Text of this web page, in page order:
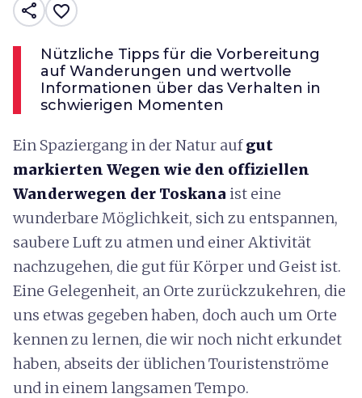
share favorite_border
Nützliche Tipps für die Vorbereitung
auf Wanderungen und wertvolle
Informationen über das Verhalten in
schwierigen Momenten
Ein Spaziergang in der Natur aufgut
markierten Wegen wie den offiziellen
Wanderwegen der Toskana ist eine
wunderbare Möglichkeit, sich zu entspannen,
saubere Luft zu atmen und einer Aktivität
nachzugehen, die gut für Körper und Geist ist.
Eine Gelegenheit, an Orte zurückzukehren, die
uns etwas gegeben haben, doch auch um Orte
kennen zu lernen, die wir noch nicht erkundet
haben, abseits der üblichen Touristenströme
und in einem langsamen Tempo.